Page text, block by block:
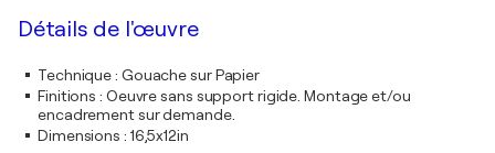
Détails de l'œuvre
Technique: Gouache sur Papier
Finitions : Oeuvre sans support rigide. Montage et/ou
encadrement sur demande.
Dimensions : 16,5x12in